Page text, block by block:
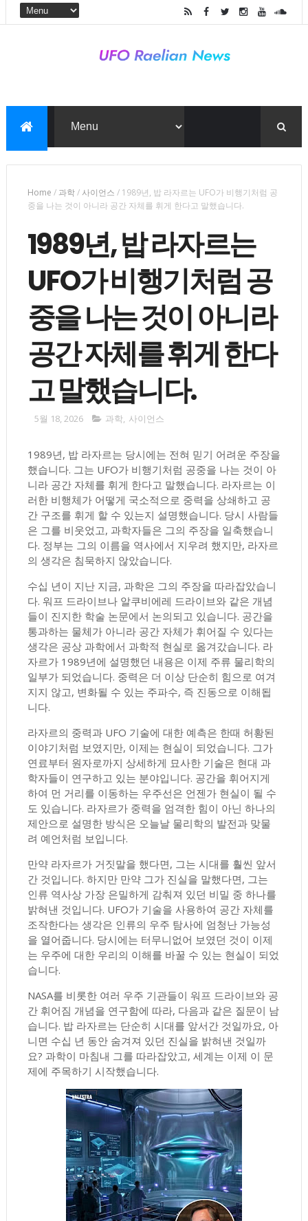
Home / 과학/ 사이언스 / 1989년, 밥 라자르는 UFO가 비행기처럼 공
중을 나는 것이 아니라 공간 자체를 휘게 한다고 말했습니다.
1989년, 밥 라자르는
UFO가 비행기처럼 공
중을 나는 것이 아니라
공간 자체를 휘게 한다
고 말했습니다.
5월 18, 2026 과학, 사이언스
1989년, 밥 라자르는 당시에는 전혀 믿기 어려운 주장을
했습니다. 그는 UFO가 비행기처럼 공중을 나는 것이 아
니라 공간 자체를 휘게 한다고 말했습니다. 라자르는 이
러한 비행체가 어떻게 국소적으로 중력을 상쇄하고 공
간 구조를 휘게 할 수 있는지 설명했습니다. 당시 사람들
은 그를 비웃었고, 과학자들은 그의 주장을 일축했습니
다. 정부는 그의 이름을 역사에서 지우려 했지만, 라자르
의 생각은 침묵하지 않았습니다.
수십 년이 지난 지금, 과학은 그의 주장을 따라잡았습니
다. 워프 드라이브나 알쿠비에레 드라이브와 같은 개념
들이 진지한 학술 논문에서 논의되고 있습니다. 공간을
통과하는 물체가 아니라 공간 자체가 휘어질 수 있다는
생각은 공상 과학에서 과학적 현실로 옮겨갔습니다. 라
자르가 1989년에 설명했던 내용은 이제 주류 물리학의
일부가 되었습니다. 중력은 더 이상 단순히 힘으로 여겨
지지 않고, 변화될 수 있는 주파수, 즉 진동으로 이해됩
니다.
라자르의 중력과 UFO 기술에 대한 예측은 한때 허황된
이야기처럼 보였지만, 이제는 현실이 되었습니다. 그가
연료부터 원자로까지 상세하게 묘사한 기술은 현대 과
학자들이 연구하고 있는 분야입니다. 공간을 휘어지게
하여 먼 거리를 이동하는 우주선은 언젠가 현실이 될 수
도 있습니다. 라자르가 중력을 엄격한 힘이 아닌 하나의
제안으로 설명한 방식은 오늘날 물리학의 발전과 맞물
려 예언처럼 보입니다.
만약 라자르가 거짓말을 했다면, 그는 시대를 훨씬 앞서
간 것입니다. 하지만 만약 그가 진실을 말했다면, 그는
인류 역사상 가장 은밀하게 감춰져 있던 비밀 중 하나를
밝혀낸 것입니다. UFO가 기술을 사용하여 공간 자체를
조작한다는 생각은 인류의 우주 탐사에 엄청난 가능성
을 열어줍니다. 당시에는 터무니없어 보였던 것이 이제
는 우주에 대한 우리의 이해를 바꿀 수 있는 현실이 되었
습니다.
NASA를 비롯한 여러 우주 기관들이 워프 드라이브와 공
간 휘어짐 개념을 연구함에 따라, 다음과 같은 질문이 남
습니다. 밥 라자르는 단순히 시대를 앞서간 것일까요, 아
니면 수십 년 동안 숨겨져 있던 진실을 밝혀낸 것일까
요? 과학이 마침내 그를 따라잡았고, 세계는 이제 이 문
제에 주목하기 시작했습니다.